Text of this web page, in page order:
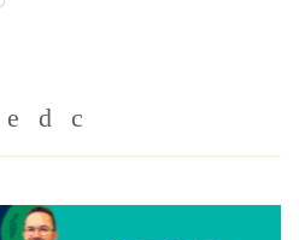
Whatsapp
TwitterFacebook